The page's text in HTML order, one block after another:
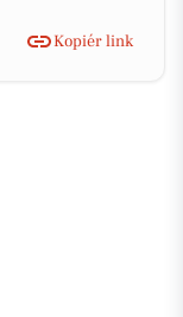
Kopiér link